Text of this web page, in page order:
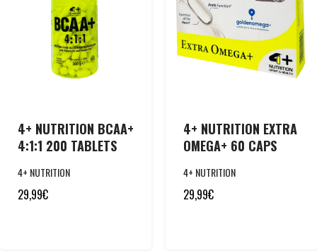
4+ NUTRITION BCAA+
4:1:1 200 TABLETS
4+ NUTRITION
29,99€
4+ NUTRITION EXTRA
OMEGA+ 60 CAPS
4+ NUTRITION
29,99€